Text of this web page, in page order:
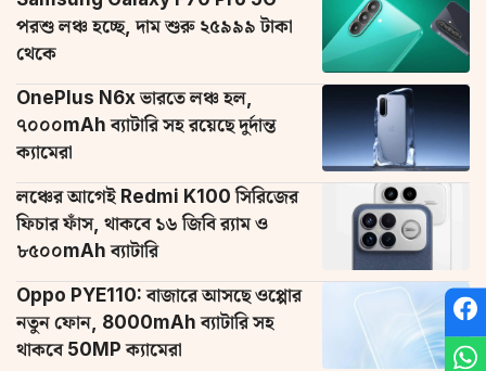
পরশু লঞ্চ হচ্ছে, দাম শুরু ২৫৯৯৯ টাকা
থেকে
OnePlus N6x ভারতে লঞ্চ হল,
৭০০০mAh ব্যাটারি সহ রয়েছে দুর্দান্ত
ক্যামেরা
লঞ্চের আগেই Redmi K100 সিরিজের
ফিচার ফাঁস, থাকবে ১৬ জিবি র‌্যাম ও
৮৫০০mAh ব্যাটারি
Oppo PYE110: বাজারে আসছে ওপ্পোর
নতুন ফোন, 8000mAh ব্যাটারি সহ
থাকবে 50MP ক্যামেরা